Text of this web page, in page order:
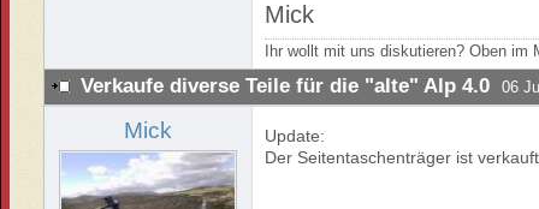
Mick
Ihr wollt mit uns diskutieren? Oben
Verkaufe diverse Teile für die "alte" Alp 4.0 06
Mick
Update:
Der Seitentaschenträger ist